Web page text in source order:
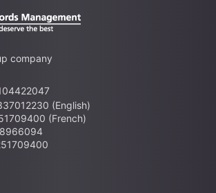
company
(English)
(French)